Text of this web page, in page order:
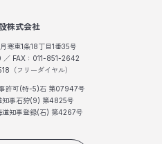
株式会社
寒東1条18丁目1番35号
FAX：011-851-2642
（フリーダイヤル）
許可(特-5)石 第07947号
知事石狩(9) 第4825号
道知事登録(石) 第4267号